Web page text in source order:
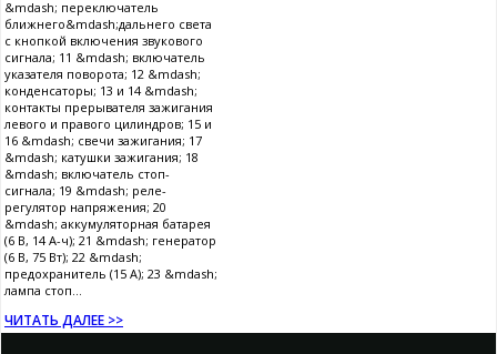
&mdash; переключатель
ближнего&mdash;дальнего света
с кнопкой включения звукового
сигнала; 11 &mdash; включатель
указателя поворота; 12 &mdash;
конденсаторы; 13 и 14 &mdash;
контакты прерывателя зажигания
левого и правого цилиндров; 15 и
16 &mdash; свечи зажигания; 17
&mdash; катушки зажигания; 18
&mdash; включатель стоп-
сигнала; 19 &mdash; реле-
регулятор напряжения; 20
&mdash; аккумуляторная батарея
(6 В, 14 А-ч); 21 &mdash; генератор
(6 В, 75 Вт); 22 &mdash;
предохранитель (15 А); 23 &mdash;
лампа стоп...
ЧИТАТЬ ДАЛЕЕ >>